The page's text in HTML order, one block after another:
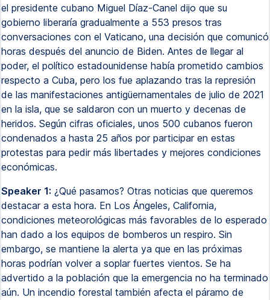
el presidente cubano Miguel Díaz-Canel dijo que su
gobierno liberaría gradualmente a 553 presos tras
conversaciones con el Vaticano, una decisión que comunicó
horas después del anuncio de Biden. Antes de llegar al
poder, el político estadounidense había prometido cambios
respecto a Cuba, pero los fue aplazando tras la represión
de las manifestaciones antigüernamentales de julio de 2021
en la isla, que se saldaron con un muerto y decenas de
heridos. Según cifras oficiales, unos 500 cubanos fueron
condenados a hasta 25 años por participar en estas
protestas para pedir más libertades y mejores condiciones
económicas.
Speaker 1: ¿Qué pasamos? Otras noticias que queremos
destacar a esta hora. En Los Ángeles, California,
condiciones meteorológicas más favorables de lo esperado
han dado a los equipos de bomberos un respiro. Sin
embargo, se mantiene la alerta ya que en las próximas
horas podrían volver a soplar fuertes vientos. Se ha
advertido a la población que la emergencia no ha terminado
aún. Un incendio forestal también afecta el páramo de